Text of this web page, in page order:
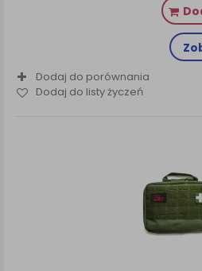
Dodaj do porównania
Dodaj do listy życzeń
Klauzula Informacyjna
Lista Zaufanych Partnerów